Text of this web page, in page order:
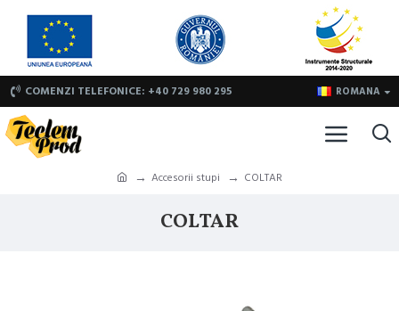
COMENZI TELEFONICE: +40 729 980 295 ROMANA
Accesorii stupi COLTAR
COLTAR